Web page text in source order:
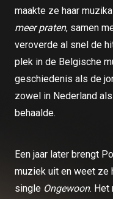
maakte ze haar
meer praten, samen
veroverde al snel de
plek in de Belgische
geschiedenis als de
zowel in Nederland
behaalde.
Een jaar later brengt
muziek uit en weet ze
single Ongewoon. Het